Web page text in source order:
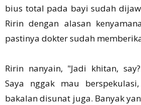
bius total pada bayi sudah
Ririn dengan alasan
pastinya dokter sudah
Ririn nanyain, "Jadi khitan,
Saya nggak mau
bakalan disunat juga. Banyak